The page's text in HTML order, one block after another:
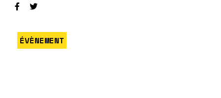
ÉVÈNEMENT